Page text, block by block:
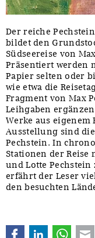
Der reiche
bildet den
Südseereise von
Präsentiert werden
Papier selten oder
wie etwa die
Fragment von Max
Leihgaben
Werke aus eigenem
Ausstellung sind
Pechstein. In
Stationen der Reise
und Lotte Pechstein
erfährt der Leser
den besuchten
FacebookLinkedIn